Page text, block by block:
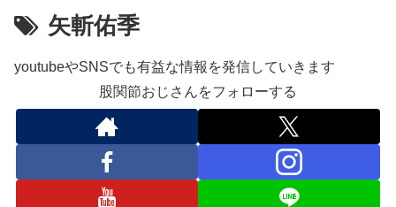
矢斬佑季
youtubeやSNSでも有益な情報を発信していきます
股関節おじさんをフォローする